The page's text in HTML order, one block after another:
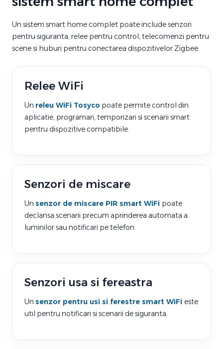
Un sistem smart home complet poate include senzori
pentru siguranta, relee pentru control, telecomenzi pentru
scene si huburi pentru conectarea dispozitivelor Zigbee.
Relee WiFi
Un releu WiFi Tosyco poate permite control din
aplicatie, programari, temporizari si scenarii smart
pentru dispozitive compatibile.
Senzori de miscare
Un senzor de miscare PIR smart WiFi poate
declansa scenarii precum aprinderea automata a
luminilor sau notificari pe telefon.
Senzori usa si fereastra
Un senzor pentru usi si ferestre smart WiFi este
util pentru notificari si scenarii de siguranta.